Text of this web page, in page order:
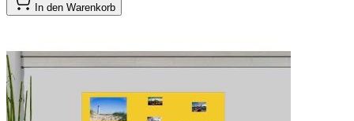
In den Warenkorb